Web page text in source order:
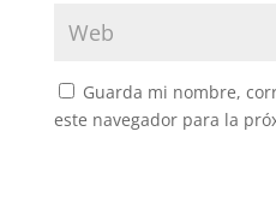
Guarda mi nombre,
este navegador para la